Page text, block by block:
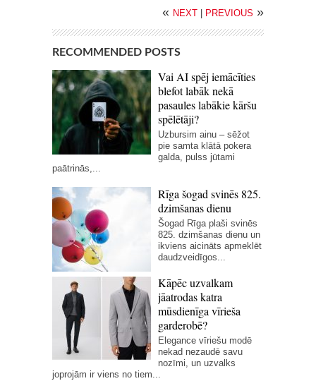
« NEXT PREVIOUS »
RECOMMENDED POSTS
Vai AI spēj iemācīties
blefot labāk nekā
pasaules labākie kāršu
spēlētāji?
Uzbursim ainu – sēžot
pie samta klātā pokera
galda, pulss jūtami
paātrinās,...
Rīga šogad svinēs 825.
dzimšanas dienu
Šogad Rīga plaši svinēs
825. dzimšanas dienu un
ikviens aicināts apmeklēt
daudzveidīgos...
Kāpēc uzvalkam
jāatrodas katra
mūsdienīga vīrieša
garderobē?
Elegance vīriešu modē
nekad nezaudē savu
nozīmi, un uzvalks
joprojām ir viens no tiem...